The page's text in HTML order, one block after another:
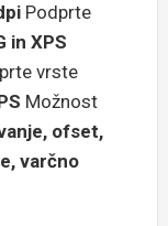
Podprte
in XPS
vrste
Možnost
ofset,
varčno